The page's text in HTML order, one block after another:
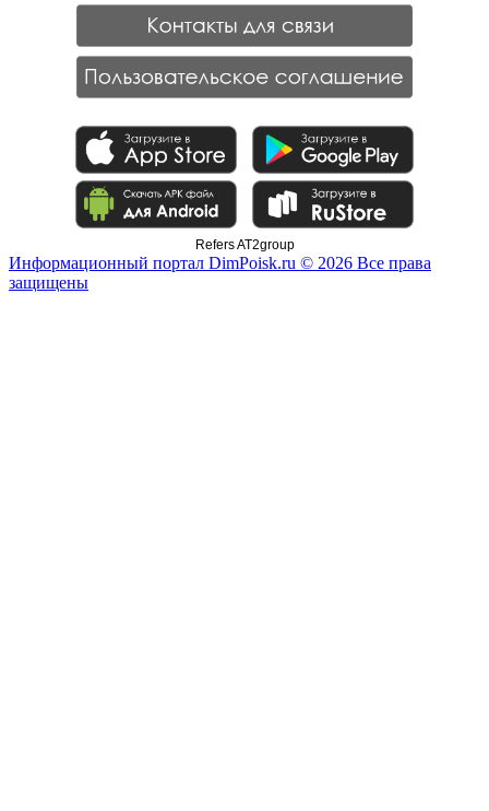
Refers AT2group
Информационный портал DimPoisk.ru © 2026 Все права
защищены